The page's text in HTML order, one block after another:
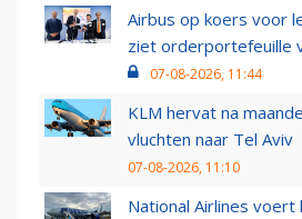
Airbus op koers voor
ziet orderportefeuille
07-08-2026, 11:44
KLM hervat na
vluchten naar Tel Aviv
07-08-2026, 11:10
National Airlines